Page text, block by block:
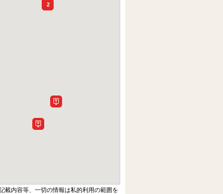
2
載内容等、一切の情報は私的利用の範囲を